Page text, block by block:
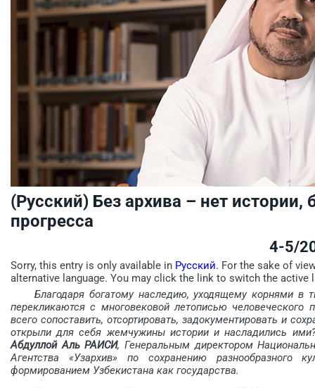
(Русский) Без архива – нет истории,
прогресса
4-5/
Sorry, this entry is only available in Русский. For the sake of
alternative language. You may click the link to switch the active
Благодаря богатому наследию, уходящему корнями в
перекликаются с многовековой летописью человеческого
всего сопоставить, отсортировать, задокументировать и
открыли для себя жемчужины истории и насладились
Абдуллой Аль РАИСИ, Генеральным директором
Агентства «Узархив» по сохранению разнообразного
формированием Узбекистана как государства.